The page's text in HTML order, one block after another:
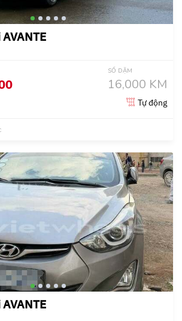
SỐ DẶM
16,000 KM
Tự động